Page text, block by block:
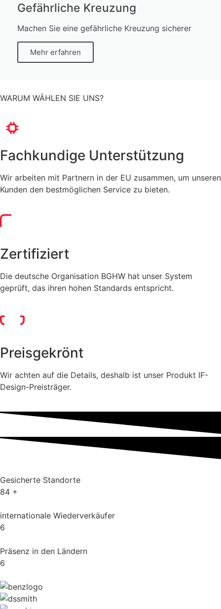
Gefährliche Kreuzung
Machen Sie eine gefährliche Kreuzung sicherer​
Mehr erfahren
WARUM WÄHLEN SIE UNS?​
Fachkundige Unterstützung
Wir arbeiten mit Partnern in der EU zusammen, um unseren
Kunden den bestmöglichen Service zu bieten.​
Zertifiziert
Die deutsche Organisation BGHW hat unser System
geprüft, das ihren hohen Standards entspricht.​
Preisgekrönt
Wir achten auf die Details, deshalb ist unser Produkt IF-
Design-Preisträger.
Gesicherte Standorte
84 +
internationale Wiederverkäufer
6
Präsenz in den Ländern
6